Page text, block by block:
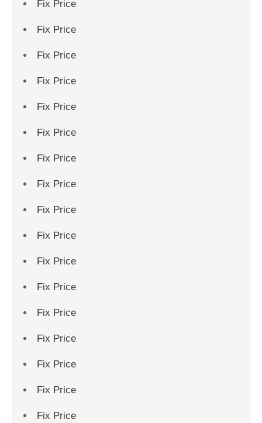
Fix Price
Fix Price
Fix Price
Fix Price
Fix Price
Fix Price
Fix Price
Fix Price
Fix Price
Fix Price
Fix Price
Fix Price
Fix Price
Fix Price
Fix Price
Fix Price
Fix Price